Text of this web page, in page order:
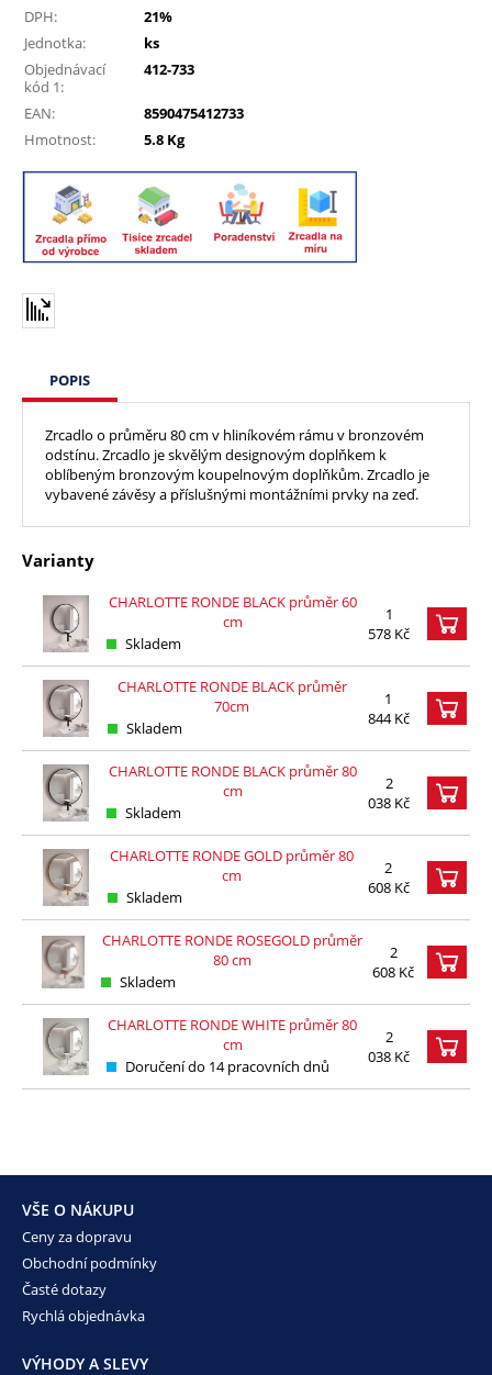
DPH:
21%
Jednotka:
ks
Objednávací
kód 1:
412-733
EAN:
8590475412733
Hmotnost:
5.8 Kg
POPIS
Zrcadlo o průměru 80 cm v hliníkovém rámu v bronzovém
odstínu. Zrcadlo je skvělým designovým doplňkem k
oblíbeným bronzovým koupelnovým doplňkům. Zrcadlo je
vybavené závěsy a příslušnými montážními prvky na zeď.
Varianty
CHARLOTTE RONDE BLACK průměr 60
cm
Skladem
1
578 Kč
CHARLOTTE RONDE BLACK průměr
70cm
Skladem
1
844 Kč
CHARLOTTE RONDE BLACK průměr 80
cm
Skladem
2
038 Kč
CHARLOTTE RONDE GOLD průměr 80
cm
Skladem
2
608 Kč
CHARLOTTE RONDE ROSEGOLD průměr
80 cm
Skladem
2
608 Kč
CHARLOTTE RONDE WHITE průměr 80
cm
Doručení do 14 pracovních dnů
2
038 Kč
VŠE O NÁKUPU
Ceny za dopravu
Obchodní podmínky
Časté dotazy
Rychlá objednávka
VÝHODY A SLEVY